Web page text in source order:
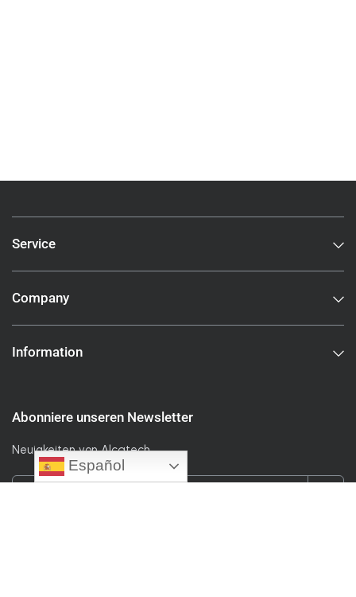
Service
Company
Information
Abonniere unseren Newsletter
Neuigkeiten von Alcatech
Español